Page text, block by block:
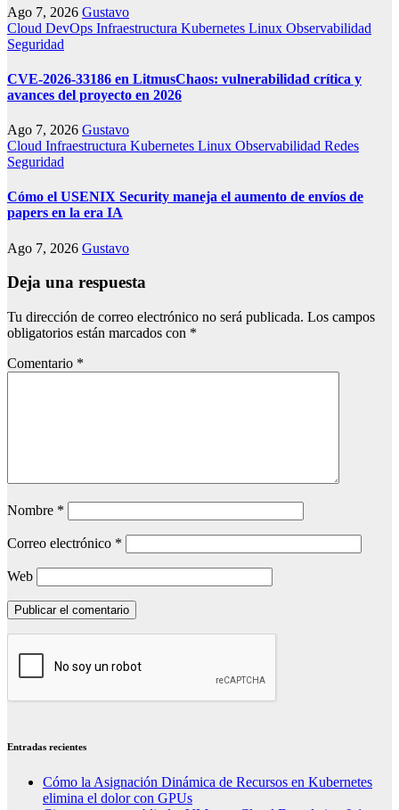
Ago 7, 2026 Gustavo
Cloud DevOps Infraestructura Kubernetes Linux Observabilidad
Seguridad
CVE-2026-33186 en LitmusChaos: vulnerabilidad crítica y
avances del proyecto en 2026
Ago 7, 2026 Gustavo
Cloud Infraestructura Kubernetes Linux Observabilidad Redes
Seguridad
Cómo el USENIX Security maneja el aumento de envíos de
papers en la era IA
Ago 7, 2026 Gustavo
Deja una respuesta
Tu dirección de correo electrónico no será publicada. Los campos
obligatorios están marcados con *
Comentario *
Nombre *
Correo electrónico *
Web
Entradas recientes
Cómo la Asignación Dinámica de Recursos en Kubernetes
elimina el dolor con GPUs